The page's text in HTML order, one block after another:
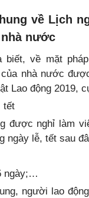
về Lịch
nước
biết, về mặt
nhà nước
Lao động 2019,
tết
được nghỉ làm
ngày lễ, tết sau
ngày;…
người lao